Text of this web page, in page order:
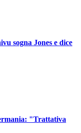
sogna Jones e dice
"Trattativa